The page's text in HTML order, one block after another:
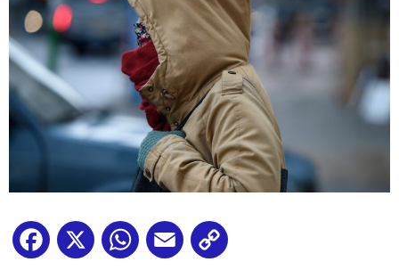
Facebook
X WhatsApp
Email